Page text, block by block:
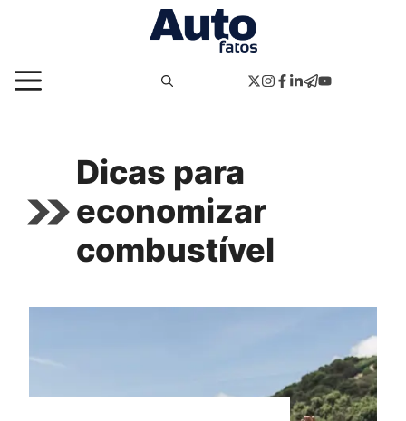
o
conteúdoMENU
Dicas para
economizar
combustível